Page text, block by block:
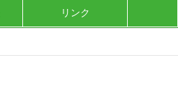
リンク